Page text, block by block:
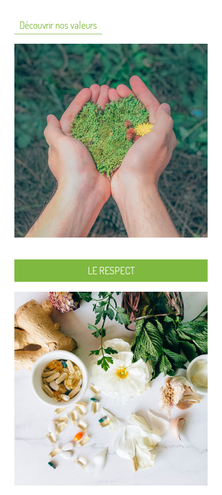
Découvrir nos valeurs
LE RESPECT